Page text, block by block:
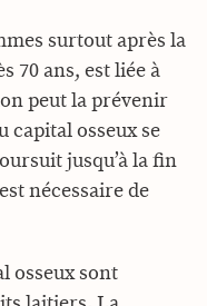
surtout après la
70 ans, est liée à
peut la prévenir
capital osseux se
jusqu’à la fin
nécessaire de
osseux sont